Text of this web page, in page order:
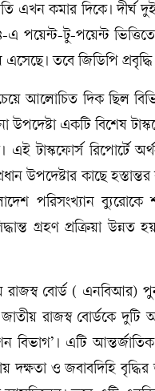
এখন কমার দিকে। দীর্ঘ
পয়েন্ট-টু-পয়েন্ট
তবে জিডিপি প্রবৃদ্ধি
আলোচিত দিক ছিল
উপদেষ্টা একটি বিশেষ
রিপোর্টে
উপদেষ্টার কাছে
পরিসংখ্যান
গ্রহণ প্রক্রিয়া
বোর্ড ( এনবিআর)
জাতীয় রাজস্ব বোর্ডকে
বিভাগ’। এটি
দক্ষতা ও জবাবদিহি